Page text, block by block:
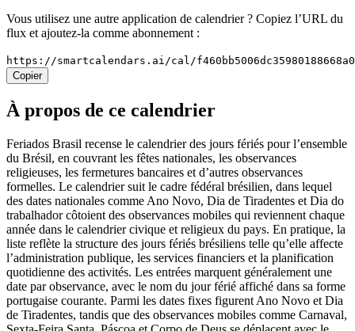
Vous utilisez une autre application de calendrier ? Copiez l’URL du
flux et ajoutez-la comme abonnement :
https://smartcalendars.ai/cal/
Copier
À propos de ce calendrier
Feriados Brasil recense le calendrier des jours fériés pour l’ensemble
du Brésil, en couvrant les fêtes nationales, les observances
religieuses, les fermetures bancaires et d’autres observances
formelles. Le calendrier suit le cadre fédéral brésilien, dans lequel
des dates nationales comme Ano Novo, Dia de Tiradentes et Dia do
trabalhador côtoient des observances mobiles qui reviennent chaque
année dans le calendrier civique et religieux du pays. En pratique, la
liste reflète la structure des jours fériés brésiliens telle qu’elle affecte
l’administration publique, les services financiers et la planification
quotidienne des activités. Les entrées marquent généralement une
date par observance, avec le nom du jour férié affiché dans sa forme
portugaise courante. Parmi les dates fixes figurent Ano Novo et Dia
de Tiradentes, tandis que des observances mobiles comme Carnaval,